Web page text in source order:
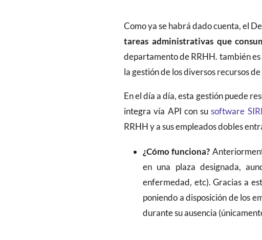
Como ya se habrá dado cuenta, el
tareas administrativas que
departamento de RRHH. también
la gestión de los diversos recursos
En el día a día, esta gestión puede
integra vía API con su software
RRHH y a sus empleados dobles
¿Cómo funciona?
en una plaza designada,
enfermedad, etc). Gracias a
poniendo a disposición de los
durante su ausencia